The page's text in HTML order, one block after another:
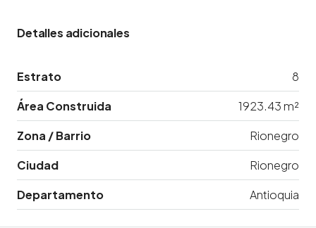
Detalles adicionales
Estrato
8
Área Construida
1923.43 m²
Zona / Barrio
Rionegro
Ciudad
Rionegro
Departamento
Antioquia